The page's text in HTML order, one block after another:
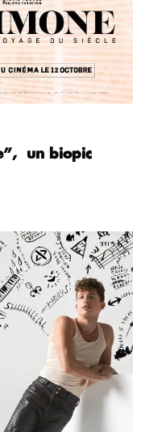
un biopic